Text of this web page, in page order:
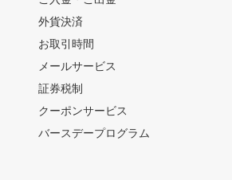
外貨決済
お取引時間
メールサービス
証券税制
クーポンサービス
バースデープログラム